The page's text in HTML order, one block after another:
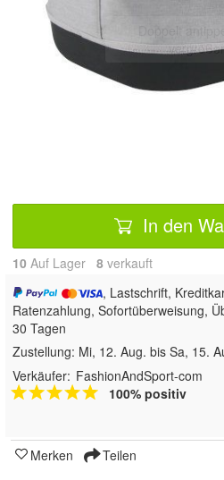
Doppelt
In den
10 Auf Lager 8 verkauft
, Lastschrift,
Ratenzahlung, Sofortüberweisung,
30 Tagen
Zustellung: Mi, 12. Aug. bis Sa, 15.
Verkäufer: FashionAndSport-com
100% positiv
Merken Teilen